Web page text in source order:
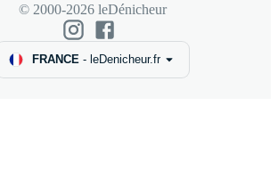
© 2000-2026 leDénicheur
FRANCE - leDenicheur.fr